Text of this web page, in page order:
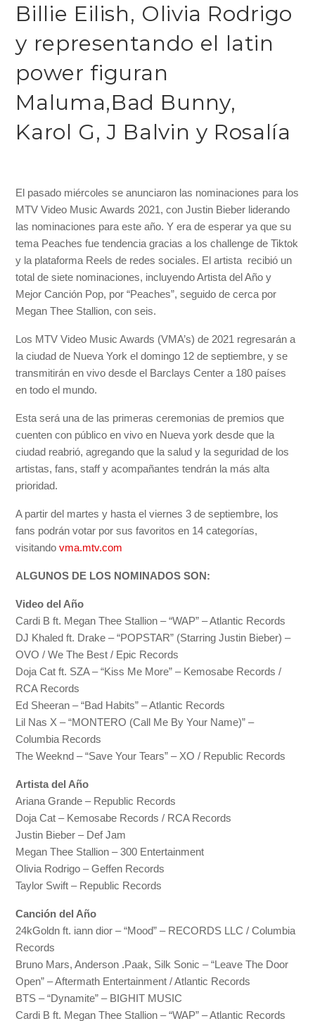
Billie Eilish, Olivia Rodrigo
y representando el latin
power figuran
Maluma,Bad Bunny,
Karol G, J Balvin y Rosalía
El pasado miércoles se anunciaron las nominaciones para los
MTV Video Music Awards 2021, con Justin Bieber liderando
las nominaciones para este año. Y era de esperar ya que su
tema Peaches fue tendencia gracias a los challenge de Tiktok
y la plataforma Reels de redes sociales. El artista recibió un
total de siete nominaciones, incluyendo Artista del Año y
Mejor Canción Pop, por “Peaches”, seguido de cerca por
Megan Thee Stallion, con seis.
Los MTV Video Music Awards (VMA’s) de 2021 regresarán a
la ciudad de Nueva York el domingo 12 de septiembre, y se
transmitirán en vivo desde el Barclays Center a 180 países
en todo el mundo.
Esta será una de las primeras ceremonias de premios que
cuenten con público en vivo en Nueva york desde que la
ciudad reabrió, agregando que la salud y la seguridad de los
artistas, fans, staff y acompañantes tendrán la más alta
prioridad.
A partir del martes y hasta el viernes 3 de septiembre, los
fans podrán votar por sus favoritos en 14 categorías,
visitandovma.mtv.com
ALGUNOS DE LOS NOMINADOS SON:
Video del Año
Cardi B ft. Megan Thee Stallion – “WAP” – Atlantic Records
DJ Khaled ft. Drake – “POPSTAR” (Starring Justin Bieber) –
OVO / We The Best / Epic Records
Doja Cat ft. SZA – “Kiss Me More” – Kemosabe Records /
RCA Records
Ed Sheeran – “Bad Habits” – Atlantic Records
Lil Nas X – “MONTERO (Call Me By Your Name)” –
Columbia Records
The Weeknd – “Save Your Tears” – XO / Republic Records
Artista del Año
Ariana Grande – Republic Records
Doja Cat – Kemosabe Records / RCA Records
Justin Bieber – Def Jam
Megan Thee Stallion – 300 Entertainment
Olivia Rodrigo – Geffen Records
Taylor Swift – Republic Records
Canción del Año
24kGoldn ft. iann dior – “Mood” – RECORDS LLC / Columbia
Records
Bruno Mars, Anderson .Paak, Silk Sonic – “Leave The Door
Open” – Aftermath Entertainment / Atlantic Records
BTS – “Dynamite” – BIGHIT MUSIC
Cardi B ft. Megan Thee Stallion – “WAP” – Atlantic Records